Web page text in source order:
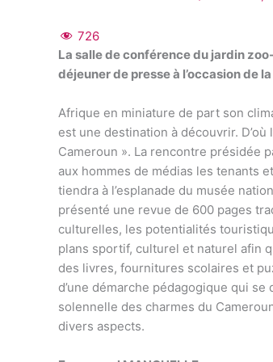
726
La salle de conférence du jardin
déjeuner de presse à l’occasion de
Afrique en miniature de part son
est une destination à découvrir.
Cameroun ». La rencontre présidée
aux hommes de médias les tenants
tiendra à l’esplanade du musée
présenté une revue de 600 pages
culturelles, les potentialités
plans sportif, culturel et naturel afin
des livres, fournitures scolaires et
d’une démarche pédagogique qui
solennelle des charmes du
divers aspects.